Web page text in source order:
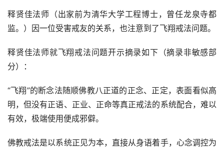
释贤佳法师（出家前为清华大学工程博士，曾任龙泉寺都
监。）因一位受害戒友的关系，也注意到了飞翔戒法问题。
释贤佳法师就飞翔戒法问题开示摘录如下（摘录非敏感部
分）：
“飞翔”的断念法随顺佛教八正道的正念、正定，表面看似高
明，但没有正语、正业、正命等真正戒法的系统配合，难以
有效，极端使用便成邪僻。
佛教戒法是以系统正见为本，直接从身语着手，心念调控为